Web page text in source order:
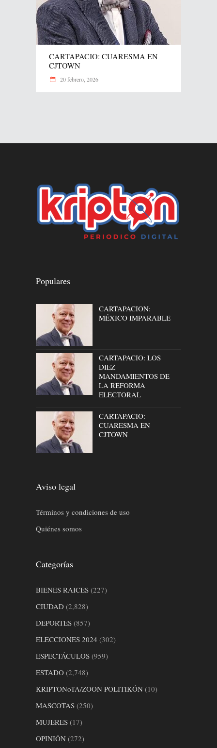
CARTAPACIO: CUARESMA EN
CJTOWN
20 febrero, 2026
Populares
CARTAPACION:
MÉXICO IMPARABLE
CARTAPACIO: LOS
DIEZ
MANDAMIENTOS DE
LA REFORMA
ELECTORAL
CARTAPACIO:
CUARESMA EN
CJTOWN
Aviso legal
Términos y condiciones de uso
Quiénes somos
Categorías
BIENES RAICES (227)
CIUDAD (2,828)
DEPORTES (857)
ELECCIONES 2024 (302)
ESPECTÁCULOS (959)
ESTADO (2,748)
KRIPTONoTA/ZOON POLITIKÓN (10)
MASCOTAS (250)
MUJERES (17)
OPINIÓN (272)